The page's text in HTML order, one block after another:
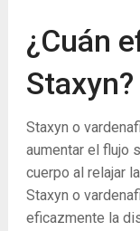
¿Cuán
Staxyn?
Staxyn o
aumentar el flujo
cuerpo al relajar
Staxyn o
eficazmente la